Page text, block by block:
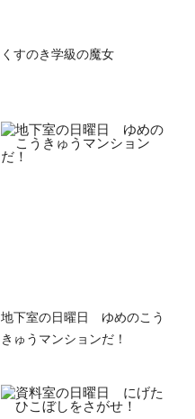
くすのき学級の魔女
地下室の日曜日 ゆめのこう
きゅうマンションだ！